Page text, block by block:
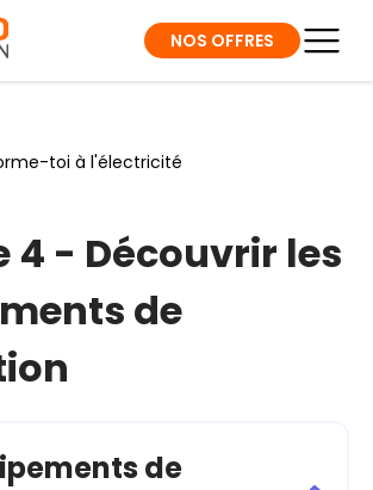
NOS OFFRES
toi à l'électricité
4 - Découvrir les
de
de